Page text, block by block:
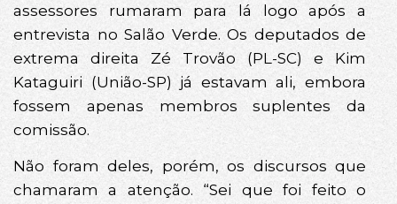
assessores rumaram para lá logo após a
entrevista no Salão Verde. Os deputados de
extrema direita Zé Trovão (PL-SC) e Kim
Kataguiri (União-SP) já estavam ali, embora
fossem apenas membros suplentes da
comissão.
Não foram deles, porém, os discursos que
chamaram a atenção. “Sei que foi feito o